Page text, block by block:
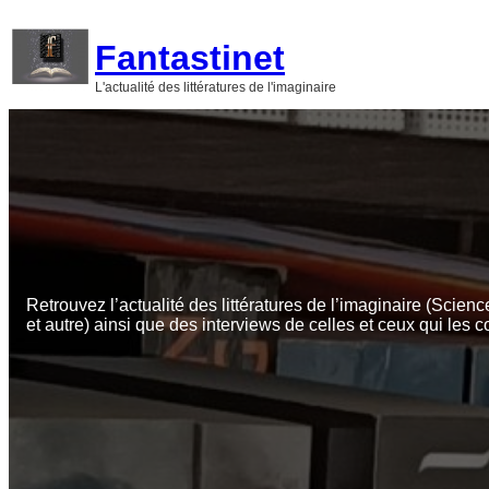
contenu
Fantastinet
L'actualité des littératures de l'imaginaire
Retrouvez l’actualité des littératures de l’imaginaire
et autre) ainsi que des interviews de celles et ceux qui les